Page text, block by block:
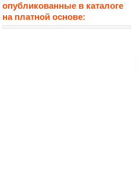
опубликованные в каталоге
на платной основе: